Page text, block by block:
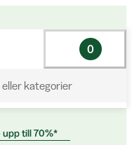
kategorier
0
upp till 70%*